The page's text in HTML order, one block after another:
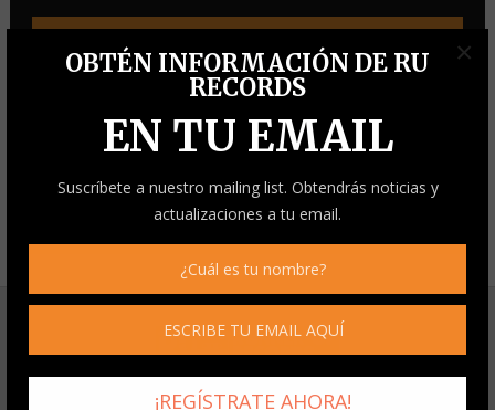
OBTÉN INFORMACIÓN DE RU
RECORDS
EN TU EMAIL
Suscríbete a nuestro mailing list. Obtendrás noticias y
actualizaciones a tu email.
×
Respetamos tu privacidad y protegemos tus datos.